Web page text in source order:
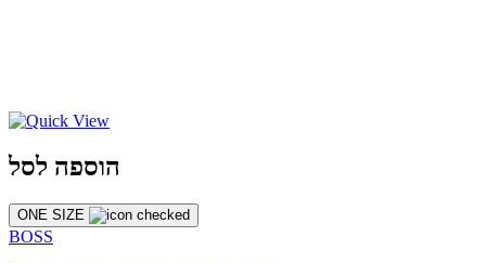
הוספה לסל
ONE SIZE
BOSS